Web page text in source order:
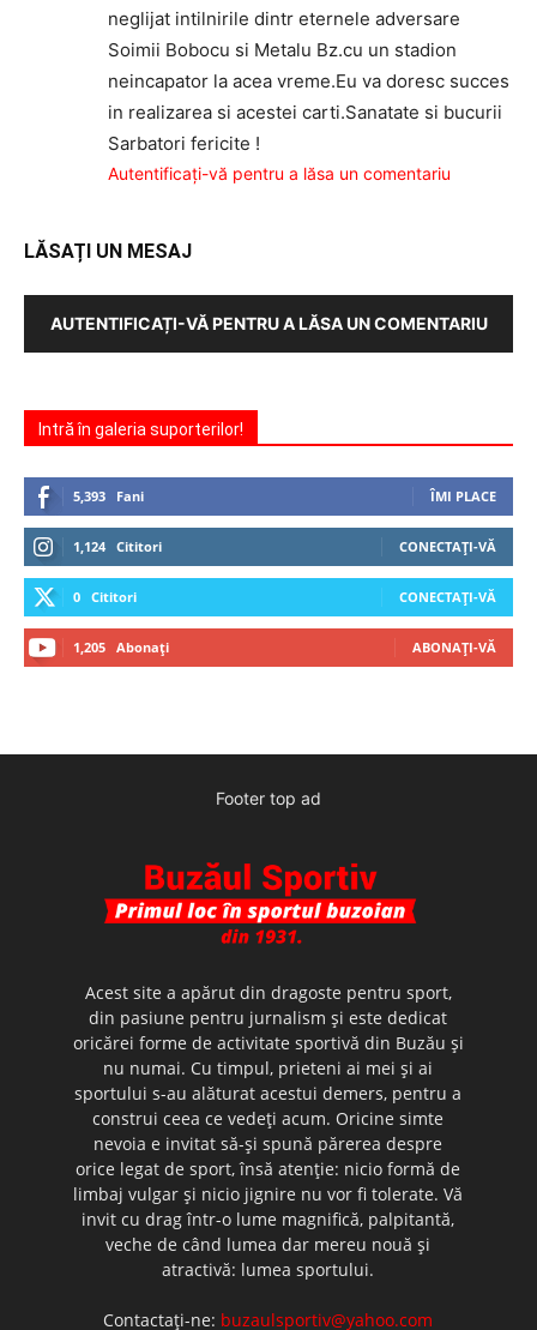
neglijat intilnirile dintr eternele adversare
Soimii Bobocu si Metalu Bz.cu un stadion
neincapator la acea vreme.Eu va doresc succes
in realizarea si acestei carti.Sanatate si bucurii
Sarbatori fericite !
Autentificați-vă pentru a lăsa un comentariu
LĂSAȚI UN MESAJ
AUTENTIFICAȚI-VĂ PENTRU A LĂSA UN COMENTARIU
Intră în galeria suporterilor!
5,393 Fani ÎMI PLACE
1,124 Cititori CONECTAȚI-VĂ
0 Cititori CONECTAȚI-VĂ
1,205 Abonați ABONAȚI-VĂ
Footer top ad
Acest site a apărut din dragoste pentru sport,
din pasiune pentru jurnalism şi este dedicat
oricărei forme de activitate sportivă din Buzău şi
nu numai. Cu timpul, prieteni ai mei şi ai
sportului s-au alăturat acestui demers, pentru a
construi ceea ce vedeţi acum. Oricine simte
nevoia e invitat să-şi spună părerea despre
orice legat de sport, însă atenţie: nicio formă de
limbaj vulgar şi nicio jignire nu vor fi tolerate. Vă
invit cu drag într-o lume magnifică, palpitantă,
veche de când lumea dar mereu nouă şi
atractivă: lumea sportului.
Contactați-ne: buzaulsportiv@yahoo.com